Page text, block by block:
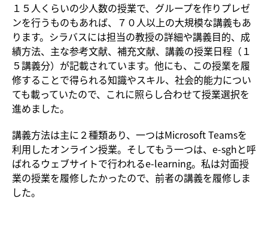
１５人くらいの少人数の授業で、グループを作りプレゼ
ンを行うものもあれば、７０人以上の大規模な講義もあ
ります。シラバスには担当の教授の詳細や講義目的、成
績方法、主な参考文献、補充文献、講義の授業日程（１
５講義分）が記載されています。他にも、この授業を履
修することで得られる知識やスキル、社会的能力につい
ても載っていたので、これに照らし合わせて授業選択を
進めました。
講義方法は主に２種類あり、一つはMicrosoft Teamsを
利用したオンライン授業。そしてもう一つは、e-sghと呼
ばれるウェブサイトで行われるe-learning。私は対面授
業の授業を履修したかったので、前者の講義を履修しま
した。